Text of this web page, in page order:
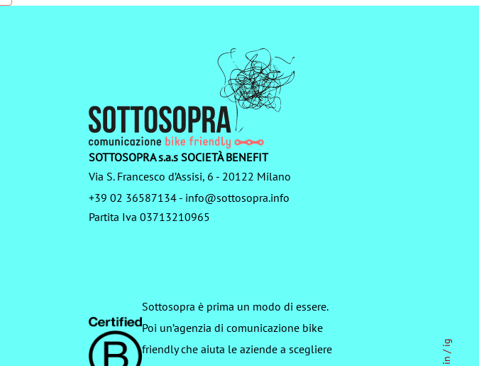
in
/
ig
Paginazione
SOTTOSOPRA s.a.s SOCIETÀ BENEFIT
Via S. Francesco d’Assisi, 6 - 20122 Milano
+39 02 36587134 - info@sottosopra.info
Partita Iva 03713210965
Sottosopra è prima un modo di essere.
Poi un’agenzia di comunicazione bike
friendly che aiuta le aziende a scegliere